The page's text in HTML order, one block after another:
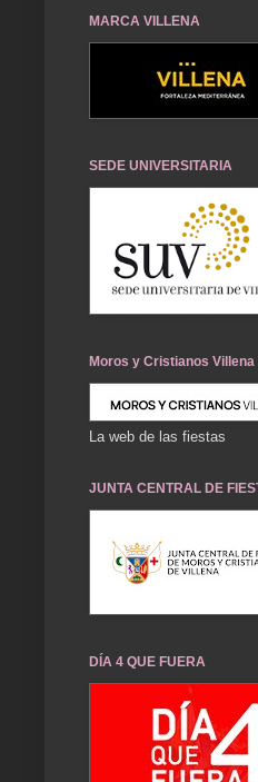
MARCA VILLENA
SEDE UNIVERSITARIA
Moros y Cristianos Villena
La web de las fiestas
JUNTA CENTRAL DE
DÍA 4 QUE FUERA